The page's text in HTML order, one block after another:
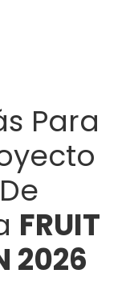
Para
FRUIT
2026